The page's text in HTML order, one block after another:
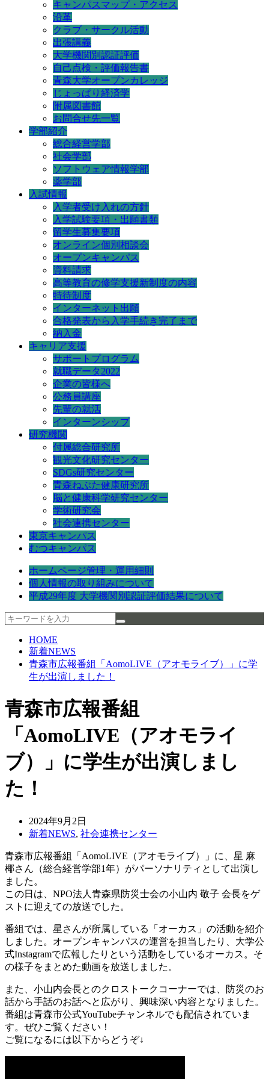
キャンパスマップ・アクセス
沿革
クラブ・サークル活動
出張講義
大学機関別認証評価
自己点検・評価報告書
青森大学オープンカレッジ
じょっぱり経済学
附属図書館
お問合せ先一覧
学部紹介
総合経営学部
社会学部
ソフトウェア情報学部
薬学部
入試情報
入学者受け入れの方針
入学試験要項・出願書類
留学生募集要項
オンライン個別相談会
オープンキャンパス
資料請求
高等教育の修学支援新制度の内容
特待制度
インターネット出願
合格発表から入学手続き完了まで
納入金
キャリア支援
サポートプログラム
就職データ2022
企業の皆様へ
公務員講座
先輩の就活
インターンシップ
研究機関
付属総合研究所
観光文化研究センター
SDGs研究センター
青森ねぶた健康研究所
脳と健康科学研究センター
学術研究会
社会連携センター
東京キャンパス
むつキャンパス
ホームページ管理・運用細則
個人情報の取り組みについて
平成29年度 大学機関別認証評価結果について
HOME
新着NEWS
青森市広報番組「AomoLIVE（アオモライブ）」に学
生が出演しました！
青森市広報番組
「AomoLIVE（アオモライ
ブ）」に学生が出演しまし
た！
2024年9月2日
新着NEWS, 社会連携センター
青森市広報番組「AomoLIVE（アオモライブ）」に、星 麻
椰さん（総合経営学部1年）がパーソナリティとして出演し
ました。
この日は、NPO法人青森県防災士会の小山内 敬子 会長をゲ
ストに迎えての放送でした。
番組では、星さんが所属している「オーカス」の活動を紹介
しました。オープンキャンパスの運営を担当したり、大学公
式Instagramで広報したりという活動をしているオーカス。そ
の様子をまとめた動画を放送しました。
また、小山内会長とのクロストークコーナーでは、防災のお
話から手話のお話へと広がり、興味深い内容となりました。
番組は青森市公式YouTubeチャンネルでも配信されていま
す。ぜひご覧ください！
ご覧になるには以下からどうぞ↓